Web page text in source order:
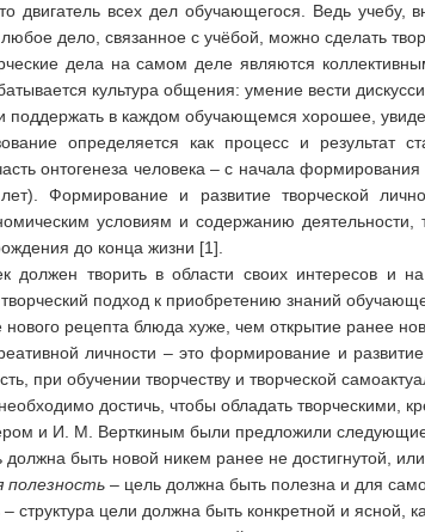
двигатель всех дел обучающегося. Ведь учебу,
дело, связанное с учёбой, можно сделать
дела на самом деле являются
культура общения: умение вести
поддержать в каждом обучающемся хорошее,
определяется как процесс и результат
онтогенеза человека – с начала
Формирование и развитие творческой
условиям и содержанию деятельности,
до конца жизни [1].
должен творить в области своих интересов и
подход к приобретению знаний
нового рецепта блюда хуже, чем открытие ранее
личности – это формирование и
при обучении творчеству и творческой
достичь, чтобы обладать творческими,
и И. М. Верткиным были предложили следующие
быть новой никем ранее не достигнутой,
– цель должна быть полезна и для
–структура цели должна быть конкретной и ясной,